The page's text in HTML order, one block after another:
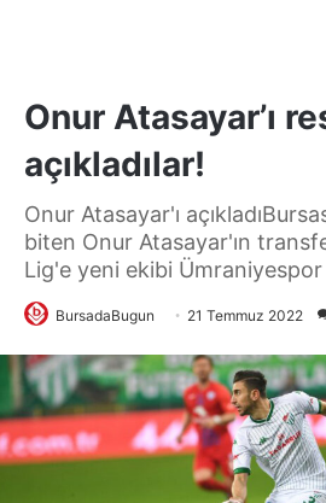
Onur Atasayar’ı
açıkladılar!
Onur Atasayar'ı
biten Onur Atasayar'ın
Lig'e yeni ekibi Ümraniyespor
BursadaBugun 21 Temmuz 2022